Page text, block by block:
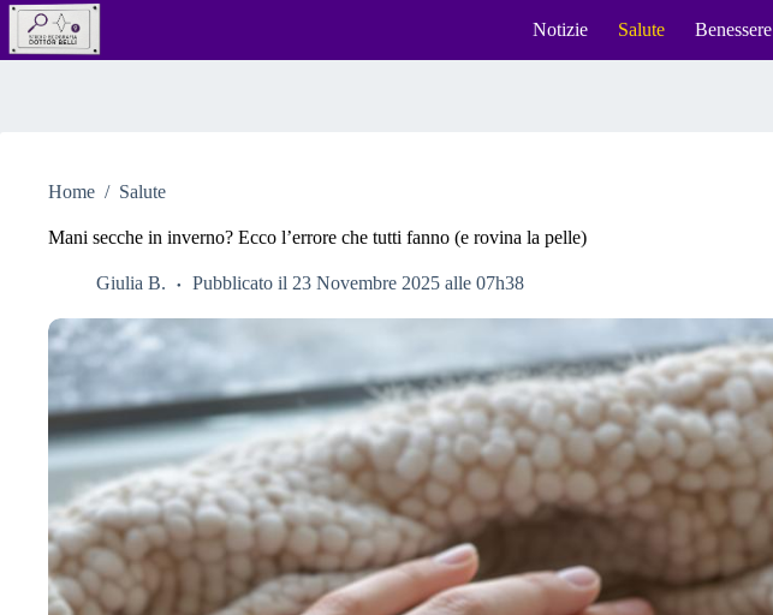
Salta
contenuto
Notizie Salute Benessere
Home / Salute
Mani secche in inverno? Ecco l’errore che tutti fanno (e rovina la pelle)
Giulia B. Pubblicato il 23 Novembre 2025 alle 07h38